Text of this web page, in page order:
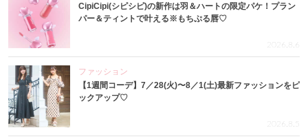
CipiCipi(シピシピ)の新作は羽＆ハートの限定パケ！プラン
パー＆ティントで叶える※もちぷる唇♡
2026.8.6
ファッション
【1週間コーデ】7／28(火)〜8／1(土)最新ファッションをピ
ックアップ♡
2026.8.5